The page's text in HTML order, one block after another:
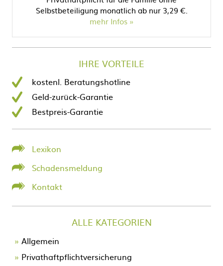
Selbstbeteiligung monatlich ab nur 3,29 €.
mehr Infos
IHRE VORTEILE
kostenl. Beratungshotline
Geld-zurück-Garantie
Bestpreis-Garantie
Lexikon
Schadensmeldung
Kontakt
ALLE KATEGORIEN
Allgemein
Privathaftpflichtversicherung